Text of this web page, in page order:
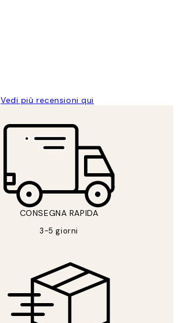
Vedi più recensioni qui
CONSEGNA RAPIDA
3-5 giorni